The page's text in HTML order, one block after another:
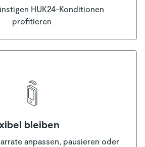
HUK24-Konditionen
profitieren
bleiben
anpassen, pausieren oder